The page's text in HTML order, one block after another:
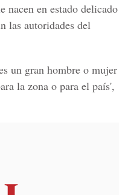
nacen en estado delicado
las autoridades del
un gran hombre o mujer
la zona o para el país',